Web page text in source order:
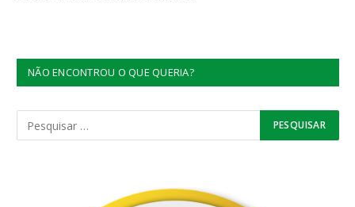
NÃO ENCONTROU O QUE QUERIA?